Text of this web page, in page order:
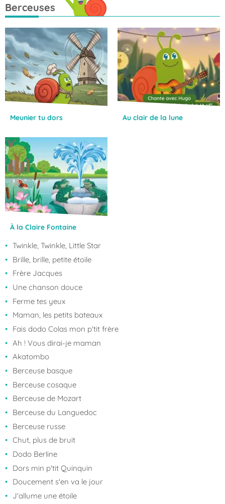
Berceuses
Meunier tu dors Au clair de la lune
À la Claire Fontaine
Twinkle, Twinkle, Little Star
Brille, brille, petite étoile
Frère Jacques
Une chanson douce
Ferme tes yeux
Maman, les petits bateaux
Fais dodo Colas mon p'tit frère
Ah ! Vous dirai-je maman
Akatombo
Berceuse basque
Berceuse cosaque
Berceuse de Mozart
Berceuse du Languedoc
Berceuse russe
Chut, plus de bruit
Dodo Berline
Dors min p'tit Quinquin
Doucement s'en va le jour
J'allume une étoile